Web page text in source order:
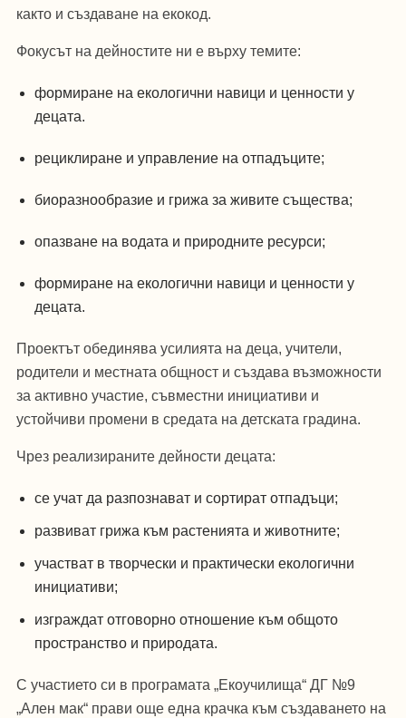
както и създаване на екокод.
Фокусът на дейностите ни е върху темите:
формиране на екологични навици и ценности у
децата.
рециклиране и управление на отпадъците;
биоразнообразие и грижа за живите същества;
опазване на водата и природните ресурси;
формиране на екологични навици и ценности у
децата.
Проектът обединява усилията на деца, учители,
родители и местната общност и създава възможности
за активно участие, съвместни инициативи и
устойчиви промени в средата на детската градина.
Чрез реализираните дейности децата:
се учат да разпознават и сортират отпадъци;
развиват грижа към растенията и животните;
участват в творчески и практически екологични
инициативи;
изграждат отговорно отношение към общото
пространство и природата.
С участието си в програмата „Екоучилища“ ДГ №9
„Ален мак“ прави още една крачка към създаването на